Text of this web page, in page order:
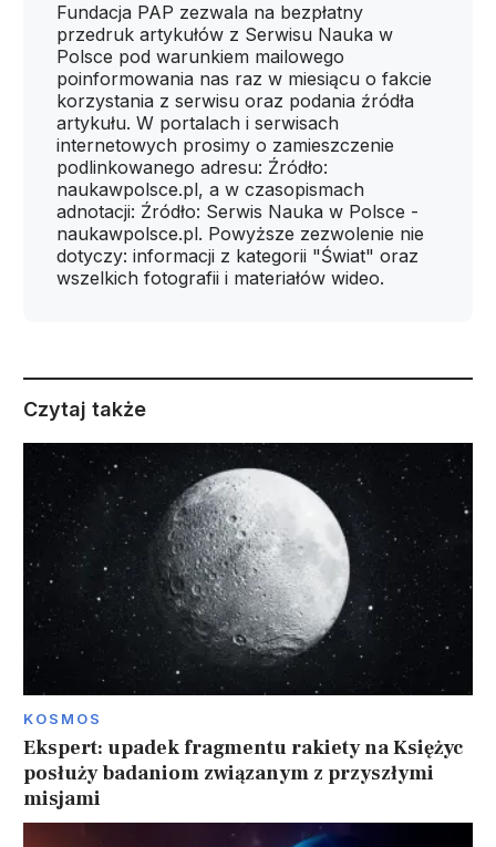
Fundacja PAP zezwala na bezpłatny
przedruk artykułów z Serwisu Nauka w
Polsce pod warunkiem mailowego
poinformowania nas raz w miesiącu o fakcie
korzystania z serwisu oraz podania źródła
artykułu. W portalach i serwisach
internetowych prosimy o zamieszczenie
podlinkowanego adresu: Źródło:
naukawpolsce.pl, a w czasopismach
adnotacji: Źródło: Serwis Nauka w Polsce -
naukawpolsce.pl. Powyższe zezwolenie nie
dotyczy: informacji z kategorii "Świat" oraz
wszelkich fotografii i materiałów wideo.
Czytaj także
KOSMOS
Ekspert: upadek fragmentu rakiety na Księżyc
posłuży badaniom związanym z przyszłymi
misjami